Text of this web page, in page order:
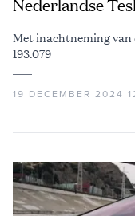
Nederlandse
Met inachtneming van
193.079
19 DECEMBER 2024